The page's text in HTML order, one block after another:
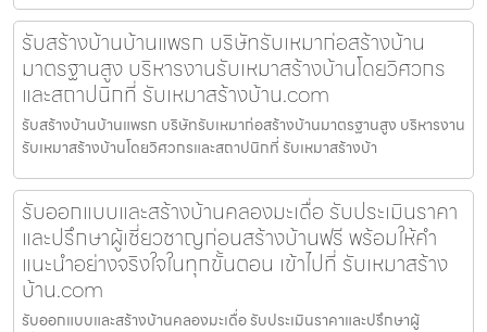
รับสร้างบ้านบ้านแพรก บริษัทรับเหมาก่อสร้างบ้าน
มาตรฐานสูง บริหารงานรับเหมาสร้างบ้านโดยวิศวกร
และสถาปนิกที่ รับเหมาสร้างบ้าน.com
รับสร้างบ้านบ้านแพรก บริษัทรับเหมาก่อสร้างบ้านมาตรฐานสูง บริหารงาน
รับเหมาสร้างบ้านโดยวิศวกรและสถาปนิกที่ รับเหมาสร้างบ้า
รับออกแบบและสร้างบ้านคลองมะเดื่อ รับประเมินราคา
และปรึกษาผู้เชี่ยวชาญก่อนสร้างบ้านฟรี พร้อมให้คำ
แนะนำอย่างจริงใจในทุกขั้นตอน เข้าไปที่ รับเหมาสร้าง
บ้าน.com
รับออกแบบและสร้างบ้านคลองมะเดื่อ รับประเมินราคาและปรึกษาผู้